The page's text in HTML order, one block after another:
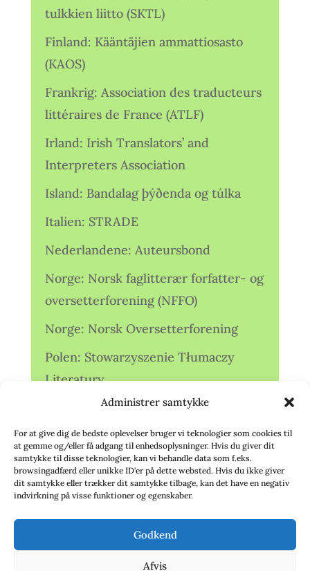
Administrer samtykke
For at give dig de bedste oplevelser bruger vi teknologier som cookies til
at gemme og/eller få adgang til enhedsoplysninger. Hvis du giver dit
samtykke til disse teknologier, kan vi behandle data som f.eks.
browsingadfærd eller unikke ID'er på dette websted. Hvis du ikke giver
dit samtykke eller trækker dit samtykke tilbage, kan det have en negativ
indvirkning på visse funktioner og egenskaber.
Godkend
Afvis
tulkkien liitto (SKTL)
Finland: Kääntäjien ammattiosasto
(KAOS)
Frankrig: Association des traducteurs
littéraires de France (ATLF)
Irland: Irish Translators’ and
Interpreters Association
Island: Bandalag þýðenda og túlka
Italien: STRADE
Nederlandene: Auteursbond
Norge: Norsk faglitterær forfatter- og
oversetterforening (NFFO)
Norge: Norsk Oversetterforening
Polen: Stowarzyszenie Tłumaczy
Literatury
Storbritannien: Translators
Association (TA)
Sverige: Översättarsektionen (Ö.)
Sverige: Översättarcentrum (ÖC)
deutschsprachiger Übersetzer (VdÜ)